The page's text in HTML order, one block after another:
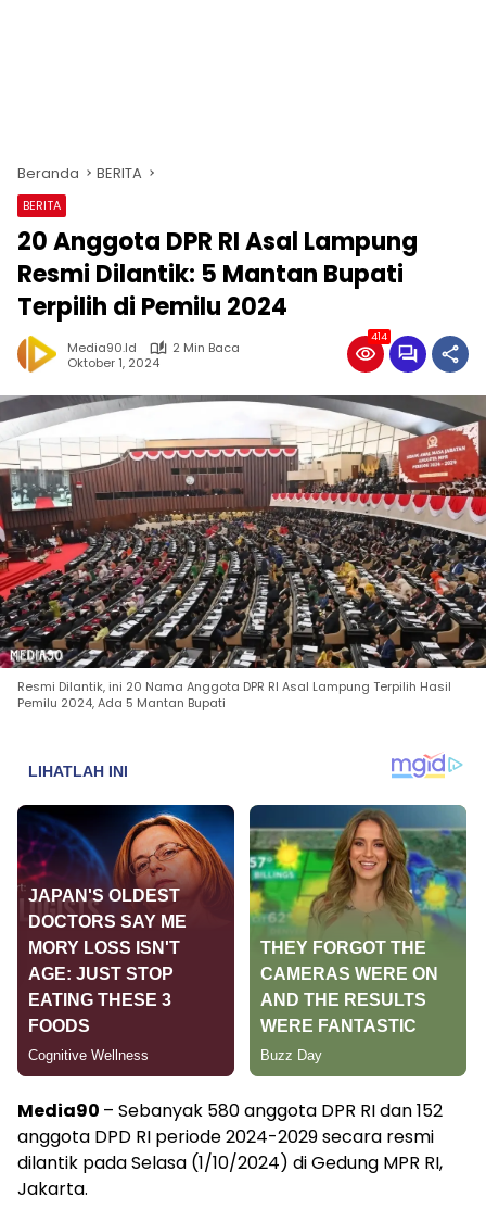
Beranda BERITA
BERITA
20 Anggota DPR RI Asal Lampung
Resmi Dilantik: 5 Mantan Bupati
Terpilih di Pemilu 2024
Media90.id
2 Min Baca
Oktober 1, 2024
414
Resmi Dilantik, ini 20 Nama Anggota DPR RI Asal Lampung Terpilih Hasil
Pemilu 2024, Ada 5 Mantan Bupati
Media90 – Sebanyak 580 anggota DPR RI dan 152
anggota DPD RI periode 2024-2029 secara resmi
dilantik pada Selasa (1/10/2024) di Gedung MPR RI,
Jakarta.